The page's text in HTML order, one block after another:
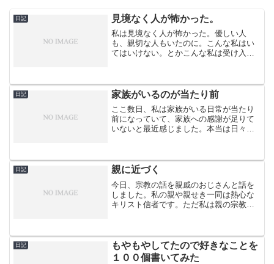
日記 見境なく人が怖かった。
私は見境なく人が怖かった。優しい人
も、親切な人もいたのに。こんな私はい
てはいけない。とかこんな私は受け入れ
し、私には生きる価値などない。と、思
っていた。そして自分から距離...
日記 家族がいるのが当たり前
ここ数日、私は家族がいる日常が当たり
前になっていて、家族への感謝が足りて
いないと最近感じました。本当は日々、
になりすぎて、一緒にいてくれる事、支
えてくれる事、話しかけて...
日記 親に近づく
今日、宗教の話を親戚のおじさんと話を
しました。私の親や親せき一同は熱心な
キリスト信者です。ただ私は親の宗教に
ていて、私が親の宗教に対...
日記
もやもやしてたので好きなことを
１００個書いてみた